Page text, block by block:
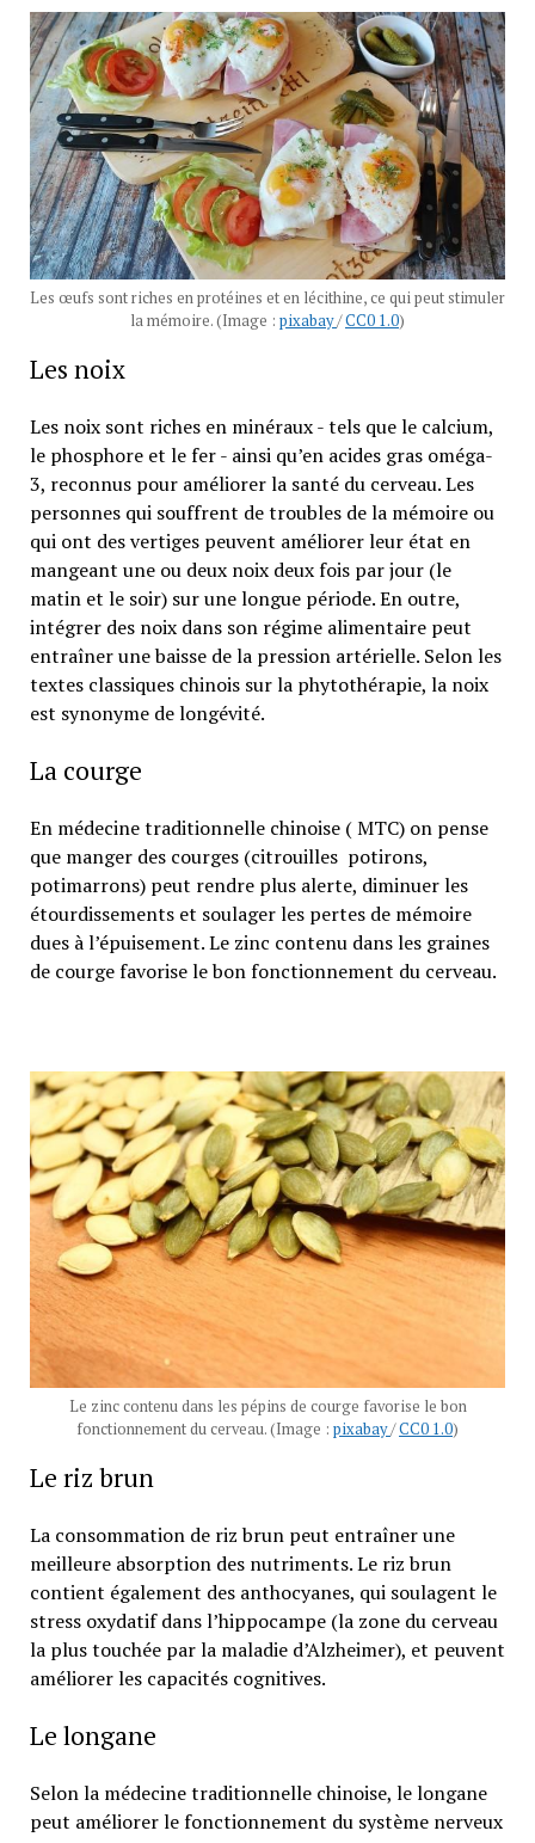
Les œufs sont riches en protéines et en lécithine, ce qui peut stimuler
la mémoire. (Image : pixabay/CC0 1.0)
Les noix
Les noix sont riches en minéraux - tels que le calcium,
le phosphore et le fer - ainsi qu’en acides gras oméga-
3, reconnus pour améliorer la santé du cerveau. Les
personnes qui souffrent de troubles de la mémoire ou
qui ont des vertiges peuvent améliorer leur état en
mangeant une ou deux noix deux fois par jour (le
matin et le soir) sur une longue période. En outre,
intégrer des noix dans son régime alimentaire peut
entraîner une baisse de la pression artérielle. Selon les
textes classiques chinois sur la phytothérapie, la noix
est synonyme de longévité.
La courge
En médecine traditionnelle chinoise ( MTC) on pense
que manger des courges (citrouilles potirons,
potimarrons) peut rendre plus alerte, diminuer les
étourdissements et soulager les pertes de mémoire
dues à l’épuisement. Le zinc contenu dans les graines
de courge favorise le bon fonctionnement du cerveau.
Le zinc contenu dans les pépins de courge favorise le bon
fonctionnement du cerveau. (Image : pixabay/CC0 1.0)
Le riz brun
La consommation de riz brun peut entraîner une
meilleure absorption des nutriments. Le riz brun
contient également des anthocyanes, qui soulagent le
stress oxydatif dans l’hippocampe (la zone du cerveau
la plus touchée par la maladie d’Alzheimer), et peuvent
améliorer les capacités cognitives.
Le longane
Selon la médecine traditionnelle chinoise, le longane
peut améliorer le fonctionnement du système nerveux